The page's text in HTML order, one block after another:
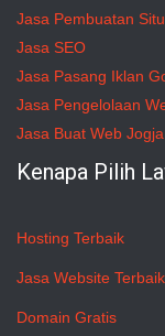
Jasa Pembuatan
Jasa SEO
Jasa Pasang Iklan
Jasa Pengelolaan
Jasa Buat Web Jogja
Kenapa Pilih
Hosting Terbaik
Jasa Website Terbaik
Domain Gratis